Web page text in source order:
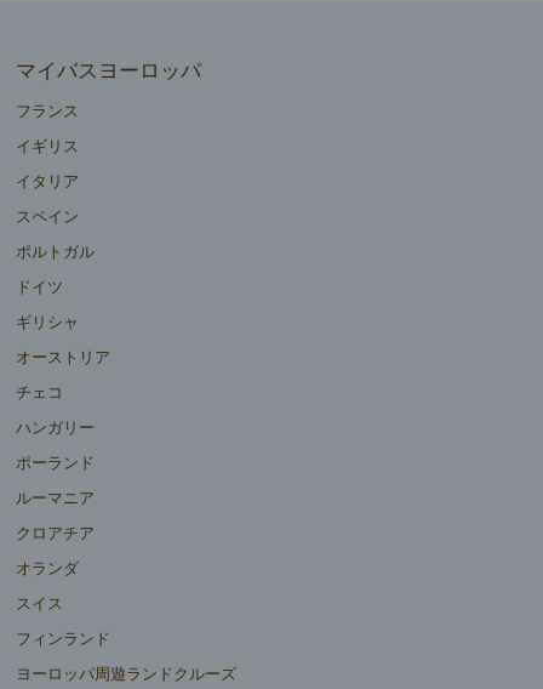
マイバスヨーロッパ
フランス
イギリス
イタリア
スペイン
ポルトガル
ドイツ
ギリシャ
オーストリア
チェコ
ハンガリー
ポーランド
ルーマニア
クロアチア
オランダ
スイス
フィンランド
ヨーロッパ周遊ランドクルーズ